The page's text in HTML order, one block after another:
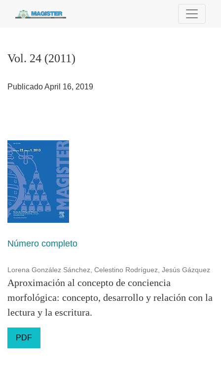
Vol. 24 (2011)
Publicado April 16, 2019
Número completo
Lorena González Sánchez, Celestino Rodríguez, Jesús Gázquez
Aproximación al concepto de conciencia
morfológica: concepto, desarrollo y relación con la
lectura y la escritura.
PDF